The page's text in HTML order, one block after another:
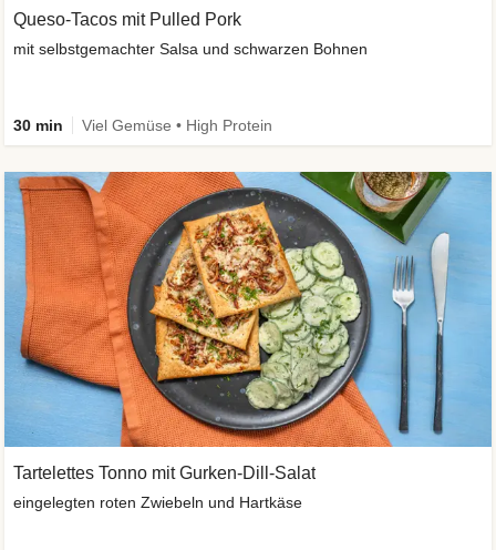
Queso-Tacos mit Pulled Pork
mit selbstgemachter Salsa und schwarzen Bohnen
30 min Viel Gemüse • High Protein
Tartelettes Tonno mit Gurken-Dill-Salat
eingelegten roten Zwiebeln und Hartkäse